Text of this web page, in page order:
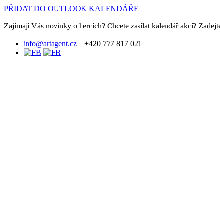
PŘIDAT DO OUTLOOK KALENDÁŘE
Zajímají Vás novinky o hercích? Chcete zasílat kalendář akcí?
info@artagent.cz +420 777 817 021